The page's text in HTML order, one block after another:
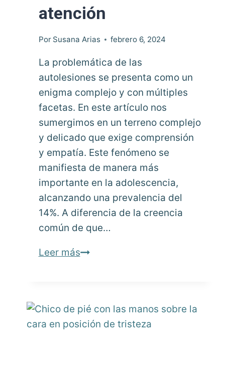
atención
Por Susana Arias febrero 6, 2024
La problemática de las
autolesiones se presenta como un
enigma complejo y con múltiples
facetas. En este artículo nos
sumergimos en un terreno complejo
y delicado que exige comprensión
y empatía. Este fenómeno se
manifiesta de manera más
importante en la adolescencia,
alcanzando una prevalencia del
14%. A diferencia de la creencia
común de que…
Leer másLas
para
llamar